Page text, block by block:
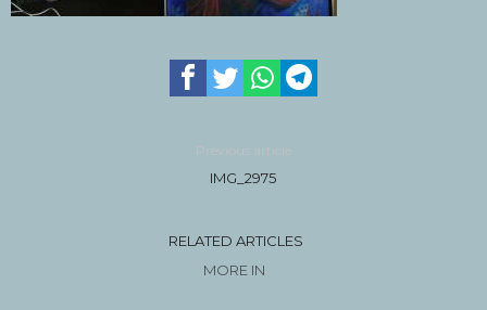
Previous article
IMG_2975
RELATED ARTICLES
MORE IN